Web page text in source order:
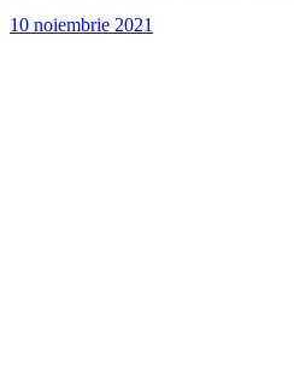
10 noiembrie 2021